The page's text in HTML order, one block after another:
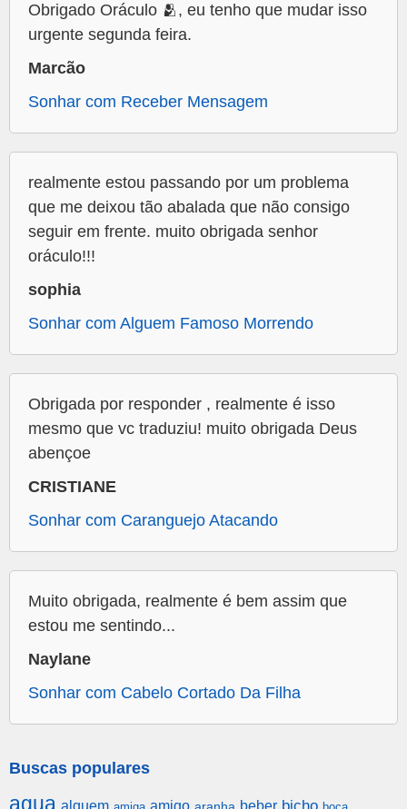
Obrigado Oráculo 🫂, eu tenho que mudar isso
urgente segunda feira.
Marcão
Sonhar com Receber Mensagem
realmente estou passando por um problema
que me deixou tão abalada que não consigo
seguir em frente. muito obrigada senhor
oráculo!!!
sophia
Sonhar com Alguem Famoso Morrendo
Obrigada por responder , realmente é isso
mesmo que vc traduziu! muito obrigada Deus
abençoe
CRISTIANE
Sonhar com Caranguejo Atacando
Muito obrigada, realmente é bem assim que
estou me sentindo...
Naylane
Sonhar com Cabelo Cortado Da Filha
Buscas populares
agua alguem amigo beber